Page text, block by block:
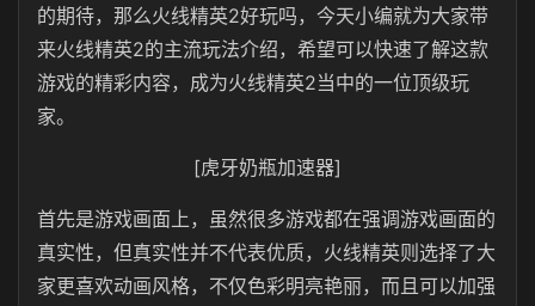
的期待，那么火线精英2好玩吗，今天小编就为大家带
来火线精英2的主流玩法介绍，希望可以快速了解这款
游戏的精彩内容，成为火线精英2当中的一位顶级玩
家。
[虎牙奶瓶加速器]
首先是游戏画面上，虽然很多游戏都在强调游戏画面的
真实性，但真实性并不代表优质，火线精英则选择了大
家更喜欢动画风格，不仅色彩明亮艳丽，而且可以加强